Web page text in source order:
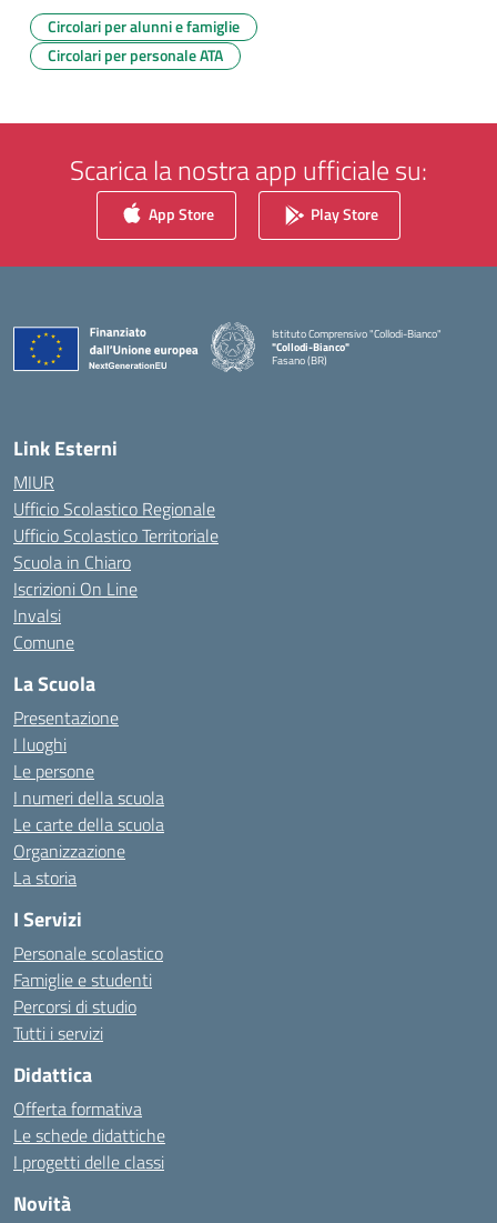
Circolari per alunni e famiglie
Circolari per personale ATA
Scarica la nostra app ufficiale su:
App Store Play Store
Istituto Comprensivo "Collodi-Bianco"
"Collodi-Bianco"
Fasano (BR)
Link Esterni
MIUR
Ufficio Scolastico Regionale
Ufficio Scolastico Territoriale
Scuola in Chiaro
Iscrizioni On Line
Invalsi
Comune
La Scuola
Presentazione
I luoghi
Le persone
I numeri della scuola
Le carte della scuola
Organizzazione
La storia
I Servizi
Personale scolastico
Famiglie e studenti
Percorsi di studio
Tutti i servizi
Didattica
Offerta formativa
Le schede didattiche
I progetti delle classi
Novità